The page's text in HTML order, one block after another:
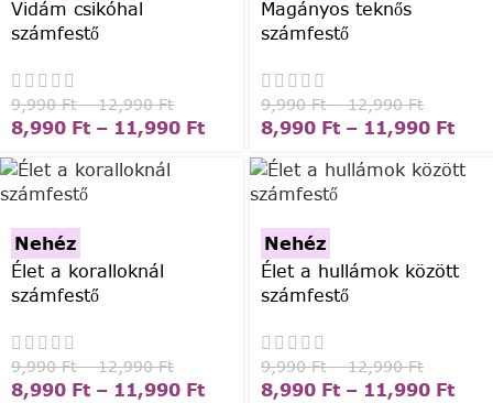
Vidám csikóhal
számfestő
9,990Ft – 12,990Ft
8,990 Ft – 11,990 Ft
Magányos teknős
számfestő
9,990Ft – 12,990Ft
8,990 Ft – 11,990 Ft
Nehéz
Élet a koralloknál
számfestő
9,990Ft – 12,990Ft
8,990 Ft – 11,990 Ft
Nehéz
Élet a hullámok között
számfestő
9,990Ft – 12,990Ft
8,990 Ft – 11,990 Ft